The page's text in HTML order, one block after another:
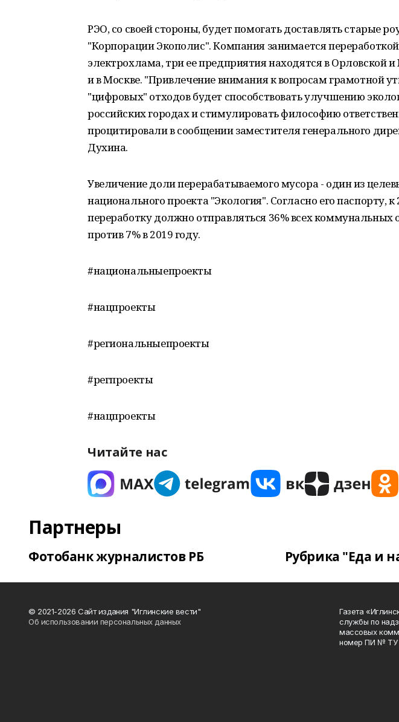
РЭО, со своей стороны, будет помогать доставлять старые
"Корпорации Экополис". Компания занимается
электрохлама, три ее предприятия находятся в Орловской
и в Москве. "Привлечение внимания к вопросам грамотной
"цифровых" отходов будет способствовать улучшению
российских городах и стимулировать философию
процитировали в сообщении заместителя генерального
Духина.
Увеличение доли перерабатываемого мусора - один из
национального проекта "Экология". Согласно его паспорту, к
переработку должно отправляться 36% всех коммунальных
против 7% в 2019 году.
#национальныепроекты
#нацпроекты
#региональныепроекты
#регпроекты
#нацпроекты
Читайте нас
Партнеры
Фотобанк журналистов РБ Рубрика "Еда и
© 2021-2026 Сайт издания "Иглинские вести"
Об использовании персональных данных
Газета
службы по
массовых
номер ПИ № ТУ